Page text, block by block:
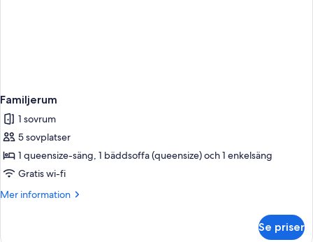
Familjerum
1 sovrum
5 sovplatser
1 queensize-säng, 1 bäddsoffa (queensize) och 1 enkelsäng
Gratis wi-fi
Mer information
Mer
Se priser